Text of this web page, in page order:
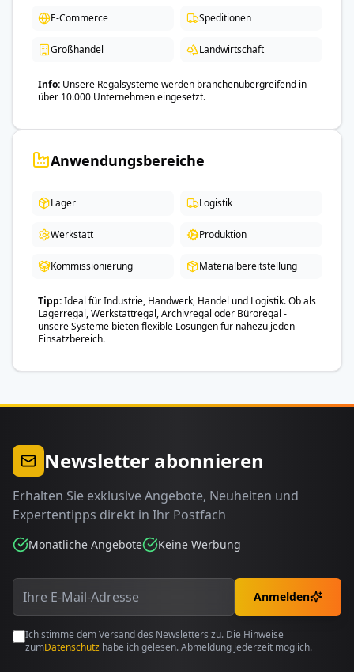
E-Commerce Speditionen
Großhandel Landwirtschaft
Info Unsere Regalsysteme werden branchenübergreifend in
über 10.000 Unternehmen eingesetzt.
Anwendungsbereiche
Lager Logistik
Werkstatt Produktion
Kommissionierung Materialbereitstellung
Tipp Ideal für Industrie, Handwerk, Handel und Logistik. Ob als
Lagerregal, Werkstattregal, Archivregal oder Büroregal -
unsere Systeme bieten flexible Lösungen für nahezu jeden
Einsatzbereich.
Newsletter abonnieren
Erhalten Sie exklusive Angebote, Neuheiten und
Expertentipps direkt in Ihr Postfach
Monatliche Angebote Keine Werbung
Anmelden
Ich stimme dem Versand des Newsletters zu. Die Hinweise
zumDatenschutz habe ich gelesen. Abmeldung jederzeit möglich.